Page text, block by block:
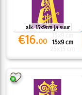
alk. 15x9cm ja suur
€16.00
15x9 cm
15x9 cm